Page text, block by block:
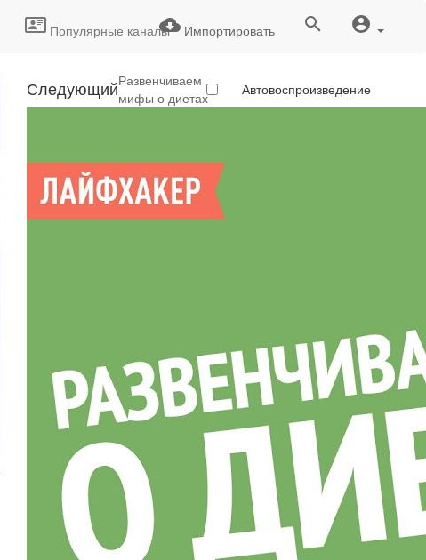
Импортировать
Популярные каналы
Следующий Автовоспроизведение
Развенчиваем
мифы о диетах